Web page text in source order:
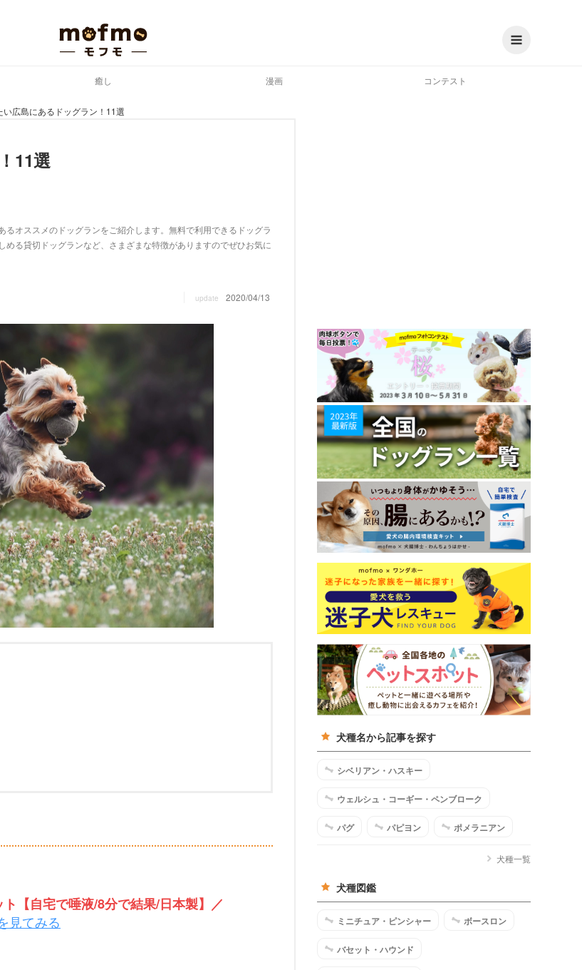
癒し 漫画 コンテスト
い広島にあるドッグラン！11選
11選
オススメのドッグランをご紹介します。無料で利用できるドッグラ
る貸切ドッグランなど、さまざまな特徴がありますのでぜひお気に
update 2020/04/13
【自宅で唾液/8分で結果/日本製】／
見てみる
犬種名から記事を探す
シベリアン・ハスキー
ウェルシュ・コーギー・ペンブローク
パグ パピヨン ポメラニアン
犬種一覧
犬種図鑑
ミニチュア・ピンシャー ボースロン
バセット・ハウンド